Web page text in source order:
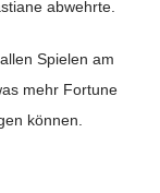
abwehrte.
Spielen am
mehr Fortune
können.